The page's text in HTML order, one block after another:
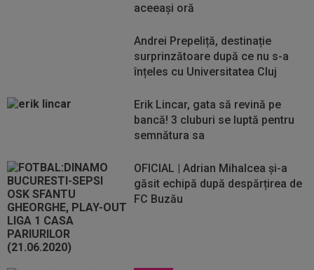
aceeași oră
Andrei Prepeliță, destinație
surprinzătoare după ce nu s-a
înțeles cu Universitatea Cluj
Erik Lincar, gata să revină pe
bancă! 3 cluburi se luptă pentru
semnătura sa
OFICIAL | Adrian Mihalcea și-a
găsit echipă după despărțirea de
FC Buzău